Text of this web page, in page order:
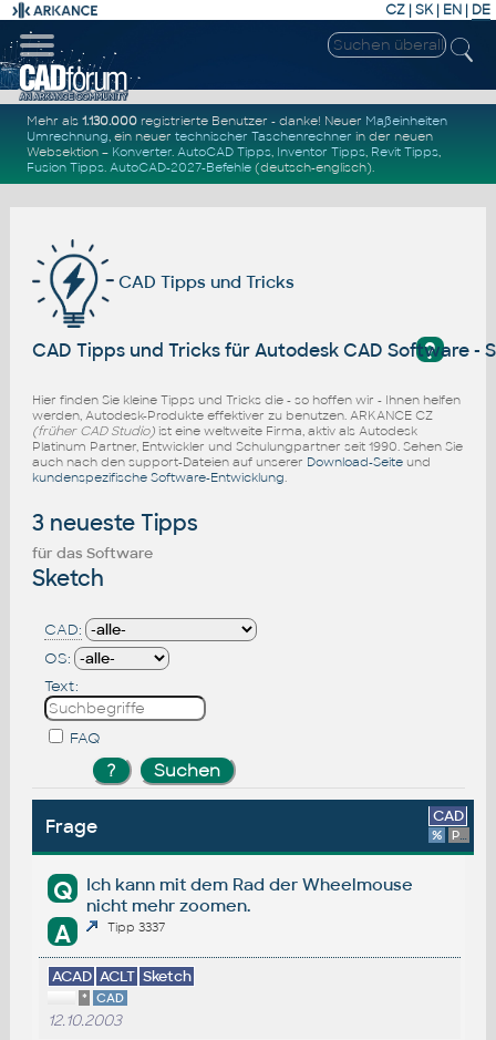
CZ | SK| EN | DE
Mehr als1.130.000 registrierte Benutzer - danke! Neuer Maßeinheiten
Umrechnung, ein neuertechnischer Taschenrechner in der neuen
Websektion – Konverter.AutoCAD Tipps, Inventor Tipps, Revit Tipps,
Fusion Tipps.AutoCAD-2027-Befehle (deutsch-englisch).
CAD Tipps und Tricks
?
CAD Tipps und Tricks für Autodesk CAD Software -
Hier finden Sie kleine Tipps und Tricks die - so hoffen wir - Ihnen helfen
werden, Autodesk-Produkte effektiver zu benutzen. ARKANCE CZ
(früher CAD Studio)ist eine weltweite Firma, aktiv als Autodesk
Platinum Partner, Entwickler und Schulungpartner seit 1990. Sehen Sie
auch nach den support-Dateien auf unserer Download-Seiteund
kundenspezifische Software-Entwicklung
3 neueste Tipps
für das Software
Sketch
CAD:
OS:
Text:
FAQ
Frage CAD
% Platform
Q
Ich kann mit dem Rad der Wheelmouse
nicht mehr zoomen.
A Tipp 3337
ACAD ACLT Sketch
* CAD
12.10.2003